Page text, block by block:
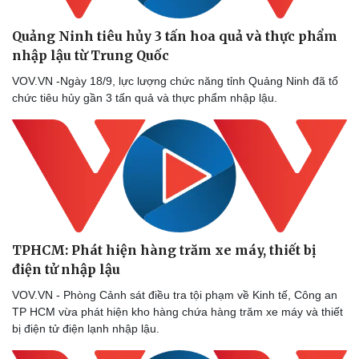
Quảng Ninh tiêu hủy 3 tấn hoa quả và thực phẩm
nhập lậu từ Trung Quốc
VOV.VN -Ngày 18/9, lực lượng chức năng tỉnh Quảng Ninh đã tổ
chức tiêu hủy gần 3 tấn quả và thực phẩm nhập lậu.
TPHCM: Phát hiện hàng trăm xe máy, thiết bị
điện tử nhập lậu
VOV.VN - Phòng Cảnh sát điều tra tội phạm về Kinh tế, Công an
TP HCM vừa phát hiện kho hàng chứa hàng trăm xe máy và thiết
bị điện tử điện lạnh nhập lậu.